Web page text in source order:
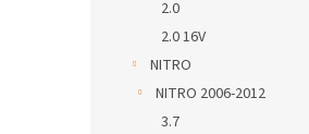
2.0
2.0 16V
NITRO
NITRO 2006-2012
3.7